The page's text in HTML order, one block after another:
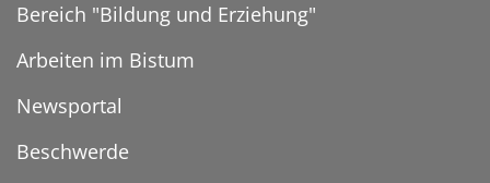
Bereich "Bildung und Erziehung"
Arbeiten im Bistum
Newsportal
Beschwerde